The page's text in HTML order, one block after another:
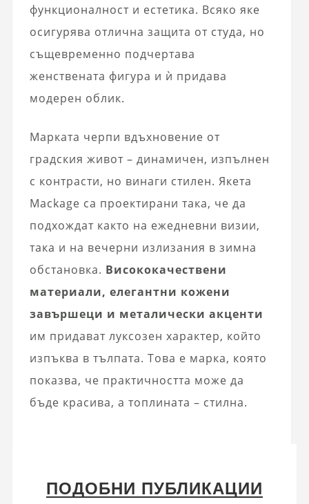
функционалност и естетика. Всяко яке
осигурява отлична защита от студа, но
същевременно подчертава
женствената фигура и ѝ придава
модерен облик.
Марката черпи вдъхновение от
градския живот – динамичен, изпълнен
с контрасти, но винаги стилен. Якета
Mackage са проектирани така, че да
подхождат както на ежедневни визии,
така и на вечерни излизания в зимна
обстановка. Висококачествени
материали, елегантни кожени
завършеци и металически акценти
им придават луксозен характер, който
изпъква в тълпата. Това е марка, която
показва, че практичността може да
бъде красива, а топлината – стилна.
ПОДОБНИ ПУБЛИКАЦИИ